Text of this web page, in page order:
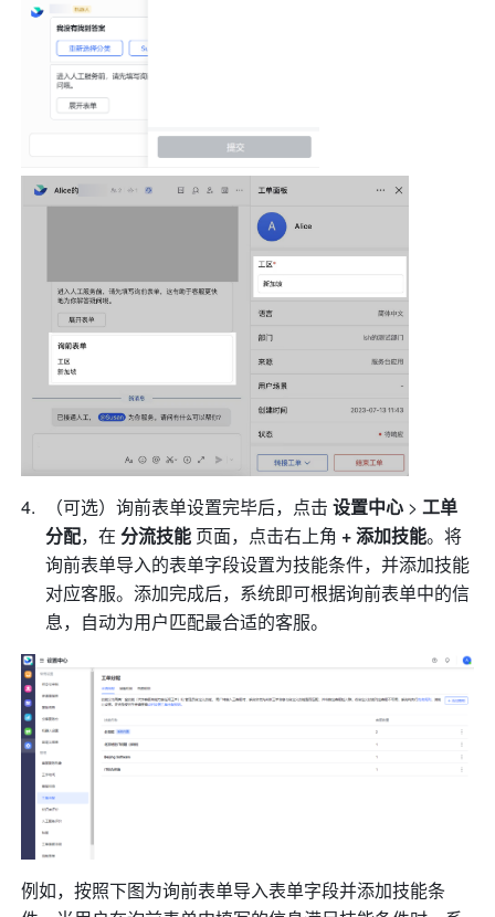
（可选）询前表单设置完毕后，点击 设置中心 > 工单
分配，在 分流技能 页面，点击右上角 + 添加技能。将
询前表单导入的表单字段设置为技能条件，并添加技能
对应客服。添加完成后，系统即可根据询前表单中的信
息，自动为用户匹配最合适的客服。
例如，按照下图为询前表单导入表单字段并添加技能条